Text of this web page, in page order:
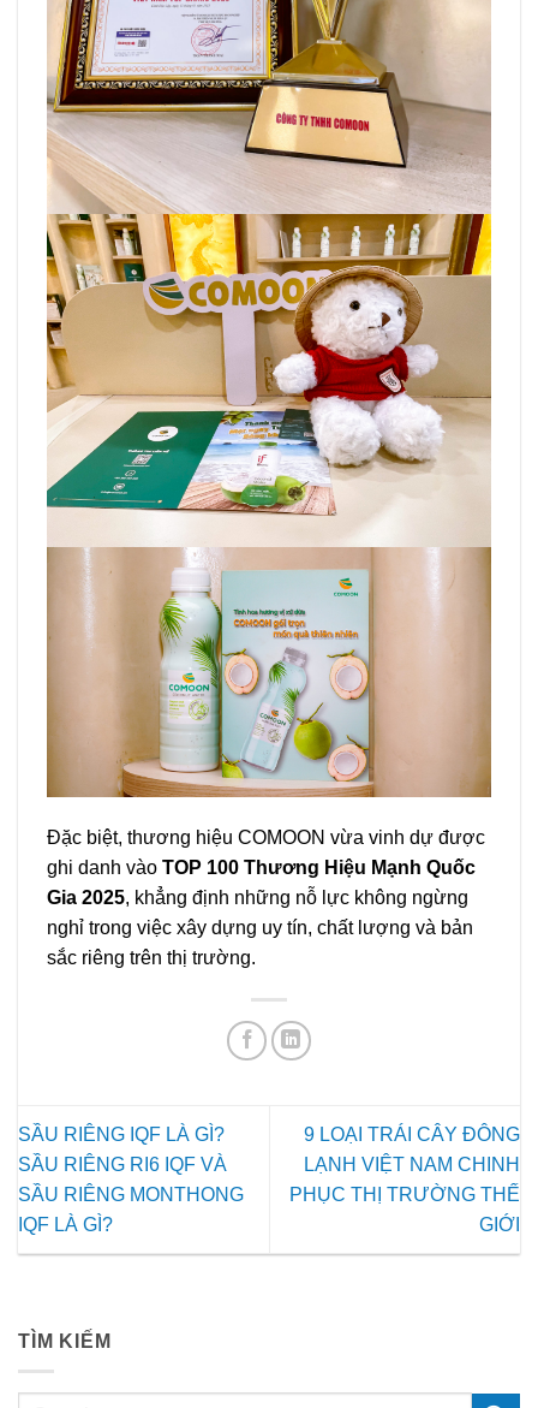
Đặc biệt, thương hiệu COMOON vừa vinh dự được
ghi danh vào TOP 100 Thương Hiệu Mạnh Quốc
Gia 2025, khẳng định những nỗ lực không ngừng
nghỉ trong việc xây dựng uy tín, chất lượng và bản
sắc riêng trên thị trường.
SẦU RIÊNG IQF LÀ GÌ?
SẦU RIÊNG RI6 IQF VÀ
SẦU RIÊNG MONTHONG
IQF LÀ GÌ?
9 LOẠI TRÁI CÂY ĐÔNG
LẠNH VIỆT NAM CHINH
PHỤC THỊ TRƯỜNG THẾ
GIỚI
TÌM KIẾM